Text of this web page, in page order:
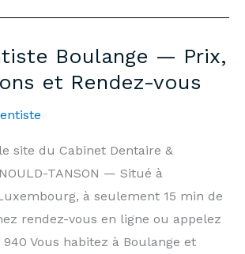
Boulange — Prix,
et Rendez-vous
site du Cabinet Dentaire &
TANSON — Situé à
à seulement 15 min de
rendez-vous en ligne ou appelez
940 Vous habitez à Boulange et